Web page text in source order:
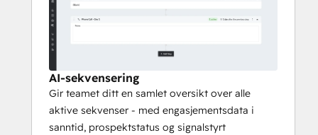
AI-sekvensering
Gir teamet ditt en samlet oversikt over alle
aktive sekvenser - med engasjementsdata i
sanntid, prospektstatus og signalstyrt